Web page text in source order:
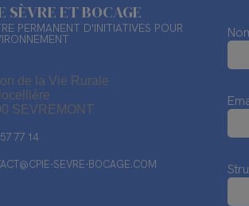
SÈVRE ET BOCAGE
PERMANENT D'INITIATIVES POUR
de la Vie Rurale
SEVREMONT
77 14
SEVRE-BOCAGE.COM